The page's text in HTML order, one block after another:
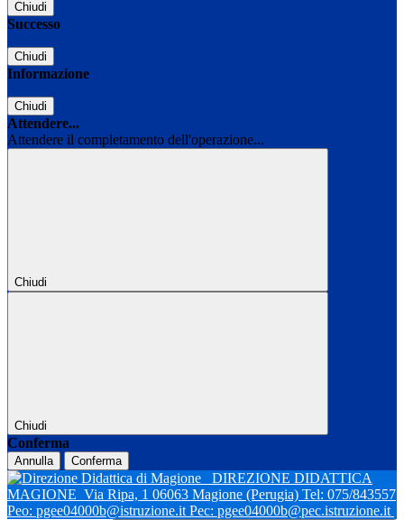
Chiudi
Successo
Chiudi
Informazione
Chiudi
Attendere...
Attendere il completamento dell'operazione...
Chiudi
Chiudi
Conferma
Annulla Conferma
DIREZIONE DIDATTICA
MAGIONE Via Ripa, 1 06063 Magione (Perugia) Tel: 075/843557
Peo: pgee04000b@istruzione.it Pec: pgee04000b@pec.istruzione.it